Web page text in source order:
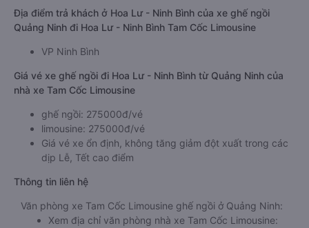
Địa điểm trả khách ở Hoa Lư - Ninh Bình của xe ghế ngồi
Quảng Ninh đi Hoa Lư - Ninh Bình Tam Cốc Limousine
VP Ninh Bình
Giá vé xe ghế ngồi đi Hoa Lư - Ninh Bình từ Quảng Ninh của
nhà xe Tam Cốc Limousine
ghế ngồi: 275000đ/vé
limousine: 275000đ/vé
Giá vé xe ổn định, không tăng giảm đột xuất trong các
dịp Lễ, Tết cao điểm
Thông tin liên hệ
Văn phòng xe Tam Cốc Limousine ghế ngồi ở Quảng Ninh:
Xem địa chỉ văn phòng nhà xe Tam Cốc Limousine: